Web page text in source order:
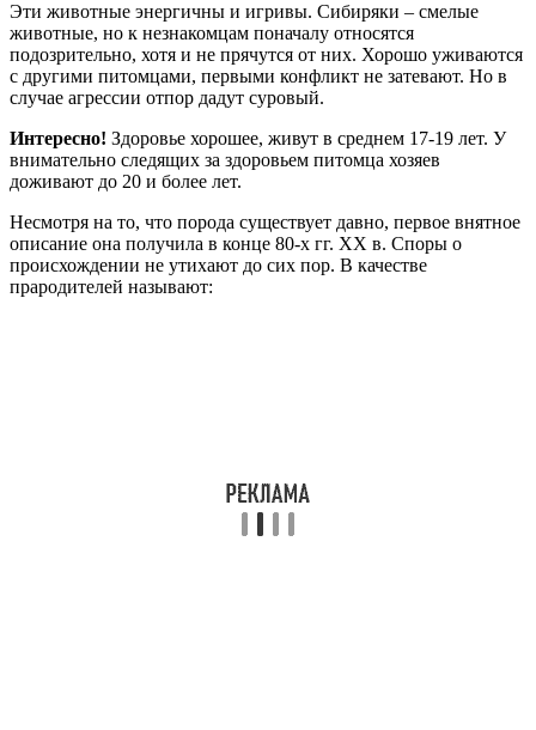
Эти животные энергичны и игривы. Сибиряки – смелые
животные, но к незнакомцам поначалу относятся
подозрительно, хотя и не прячутся от них. Хорошо уживаются
с другими питомцами, первыми конфликт не затевают. Но в
случае агрессии отпор дадут суровый.
Интересно! Здоровье хорошее, живут в среднем 17-19 лет. У
внимательно следящих за здоровьем питомца хозяев
доживают до 20 и более лет.
Несмотря на то, что порода существует давно, первое внятное
описание она получила в конце 80-х гг. XX в. Споры о
происхождении не утихают до сих пор. В качестве
прародителей называют: